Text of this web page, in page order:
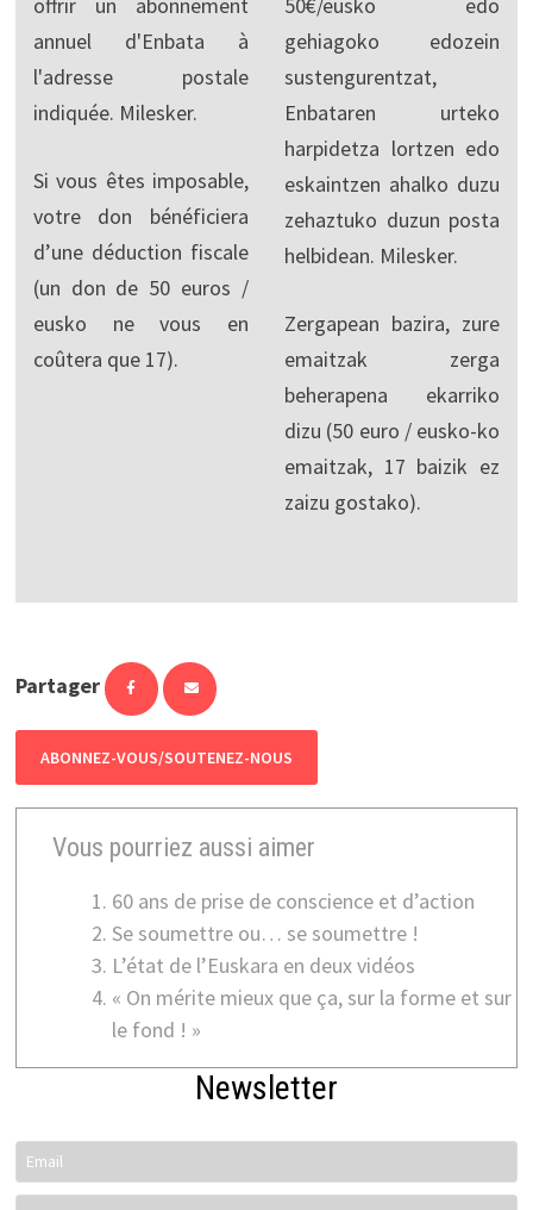
offrir un abonnement
annuel d'Enbata à
l'adresse postale
indiquée. Milesker.
Si vous êtes imposable,
votre don bénéficiera
d’une déduction fiscale
(un don de 50 euros /
eusko ne vous en
coûtera que 17).
50€/eusko edo
gehiagoko edozein
sustengurentzat,
Enbataren urteko
harpidetza lortzen edo
eskaintzen ahalko duzu
zehaztuko duzun posta
helbidean. Milesker.
Zergapean bazira, zure
emaitzak zerga
beherapena ekarriko
dizu (50 euro / eusko-ko
emaitzak, 17 baizik ez
zaizu gostako).
Partager
ABONNEZ-VOUS/SOUTENEZ-NOUS
Vous pourriez aussi aimer
60 ans de prise de conscience et d’action
Se soumettre ou… se soumettre !
L’état de l’Euskara en deux vidéos
« On mérite mieux que ça, sur la forme et sur
le fond ! »
Newsletter